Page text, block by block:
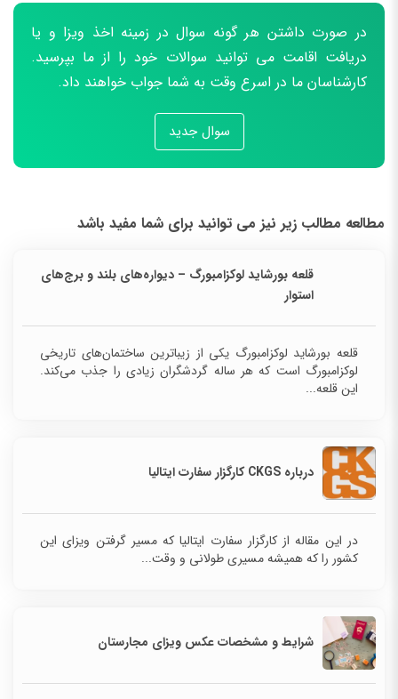
در صورت داشتن هر گونه سوال در زمینه اخذ ویزا و یا
دریافت اقامت می توانید سوالات خود را از ما بپرسید.
کارشناسان ما در اسرع وقت به شما جواب خواهند داد.
سوال جدید
مطالعه مطالب زیر نیز می توانید برای شما مفید باشد
قلعه بورشاید لوکزامبورگ – دیواره‌های بلند و برج‌های
استوار
قلعه بورشاید لوکزامبورگ یکی از زیباترین ساختمان‌های
تاریخی لوکزامبورگ است که هر ساله گردشگران زیادی را
جذب می‌کند. این قلعه...
درباره CKGS کارگزار سفارت ایتالیا
در این مقاله از کارگزار سفارت ایتالیا که مسیر گرفتن ویزای این
کشور را که همیشه مسیری طولانی و وقت...
شرایط و مشخصات عکس ویزای مجارستان